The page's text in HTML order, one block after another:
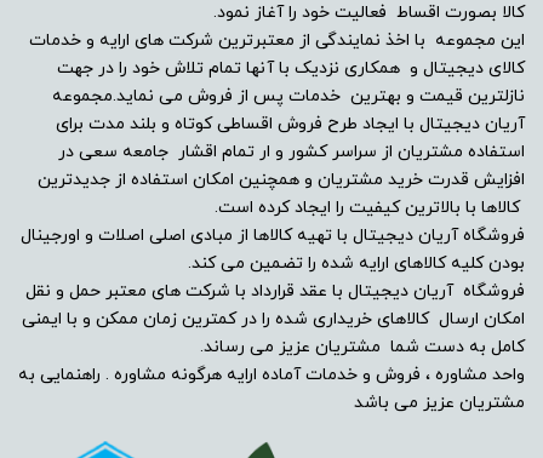
تکنولوژی صفحه
LED
نوع صفحه
-
نوع خروجی صدای دیجیتال
اپتیکال
کالا بصورت اقساط فعالیت خود را آغاز نمود.
این مجموعه با اخذ نمایندگی از معتبرترین شرکت های ارایه و خدمات
کالای دیجیتال و همکاری نزدیک با آنها تمام تلاش خود را در جهت
نازلترین قیمت و بهترین خدمات پس از فروش می نماید.مجموعه
آریان دیجیتال با ایجاد طرح فروش اقساطی کوتاه و بلند مدت برای
استفاده مشتریان از سراسر کشور و ار تمام اقشار جامعه سعی در
افزایش قدرت خرید مشتریان و همچنین امکان استفاده از جدیدترین
کالاها با بالاترین کیفیت را ایجاد کرده است.
فروشگاه آریان دیجیتال با تهیه کالاها از مبادی اصلی اصلات و اورجینال
بودن کلیه کالاهای ارایه شده را تضمین می کند.
فروشگاه آریان دیجیتال با عقد قرارداد با شرکت های معتبر حمل و نقل
امکان ارسال کالاهای خریداری شده را در کمترین زمان ممکن و با ایمنی
کامل به دست شما مشتریان عزیز می رساند.
واحد مشاوره ، فروش و خدمات آماده ارایه هرگونه مشاوره . راهنمایی به
مشتریان عزیز می باشد